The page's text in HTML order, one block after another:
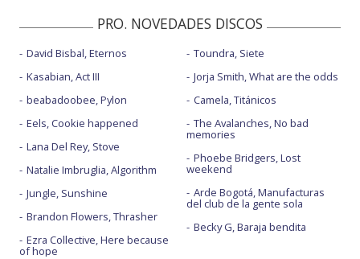
PRO. NOVEDADES DISCOS
David Bisbal, Eternos
Kasabian, Act III
beabadoobee, Pylon
Eels, Cookie happened
Lana Del Rey, Stove
Natalie Imbruglia, Algorithm
Jungle, Sunshine
Brandon Flowers, Thrasher
Ezra Collective, Here because
of hope
Toundra, Siete
Jorja Smith, What are the odds
Camela, Titánicos
The Avalanches, No bad
memories
Phoebe Bridgers, Lost
weekend
Arde Bogotá, Manufacturas
del club de la gente sola
Becky G, Baraja bendita